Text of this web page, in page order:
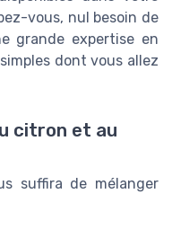
vous, nul besoin de
grande expertise en
dont vous allez
citron et au
suffira de mélanger